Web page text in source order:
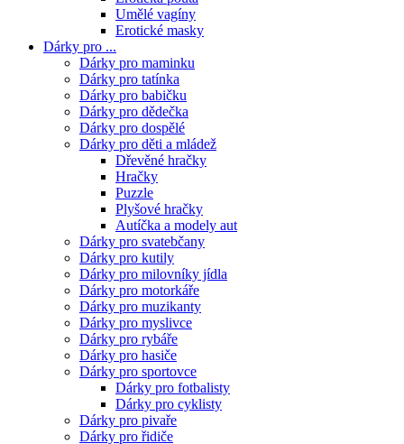
Umělé vagíny
Erotické masky
Dárky pro ...
Dárky pro maminku
Dárky pro tatínka
Dárky pro babičku
Dárky pro dědečka
Dárky pro dospělé
Dárky pro děti a mládež
Dřevěné hračky
Hračky
Puzzle
Plyšové hračky
Autíčka a modely aut
Dárky pro svatebčany
Dárky pro kutily
Dárky pro milovníky jídla
Dárky pro motorkáře
Dárky pro muzikanty
Dárky pro myslivce
Dárky pro rybáře
Dárky pro hasiče
Dárky pro sportovce
Dárky pro fotbalisty
Dárky pro cyklisty
Dárky pro pivaře
Dárky pro řidiče